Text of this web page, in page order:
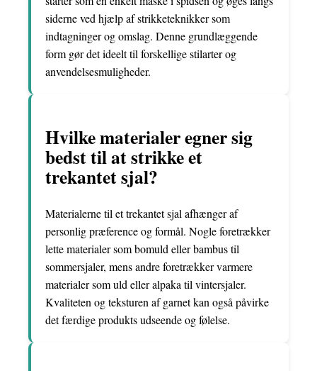
siderne ved hjælp af strikketeknikker som
indtagninger og omslag. Denne grundlæggende
form gør det ideelt til forskellige stilarter og
anvendelsesmuligheder.
Hvilke materialer egner sig
bedst til at strikke et
trekantet sjal?
Materialerne til et trekantet sjal afhænger af
personlig præference og formål. Nogle foretrækker
lette materialer som bomuld eller bambus til
sommersjaler, mens andre foretrækker varmere
materialer som uld eller alpaka til vintersjaler.
Kvaliteten og teksturen af garnet kan også påvirke
det færdige produkts udseende og følelse.